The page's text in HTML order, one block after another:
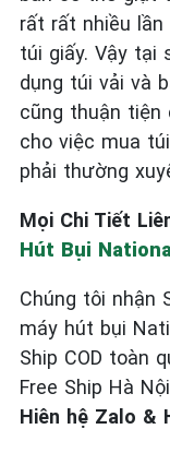
rất rất nhiều
túi giấy. Vậy tại
dụng túi vải và
cũng thuận tiện
cho việc mua
phải thường
Mọi Chi Tiết
Hút Bụi
Chúng tôi nhận
máy hút bụi
Ship COD toàn
Free Ship Hà
Hiên hệ Zalo &